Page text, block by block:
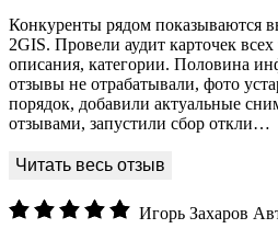
Конкуренты рядом показываются
2GIS. Провели аудит карточек
описания, категории. Половина
отзывы не отрабатывали, фото
порядок, добавили актуальные
отзывами, запустили сбор откли…
Игорь Захаров